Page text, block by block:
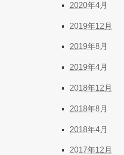
2020年4月
2019年12月
2019年8月
2019年4月
2018年12月
2018年8月
2018年4月
2017年12月